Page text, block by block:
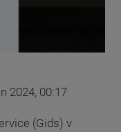
2024, 00:17
(Gids) v